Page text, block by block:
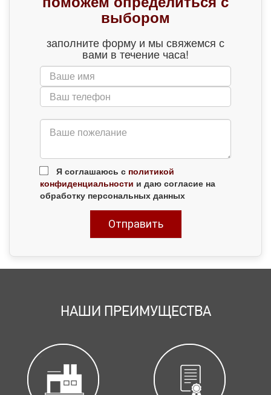
выбором
заполните форму и мы свяжемся с
вами в течение часа!
Я соглашаюсь с политикой
конфиденциальности и даю согласие на
обработку персональных данных
НАШИ ПРЕИМУЩЕСТВА